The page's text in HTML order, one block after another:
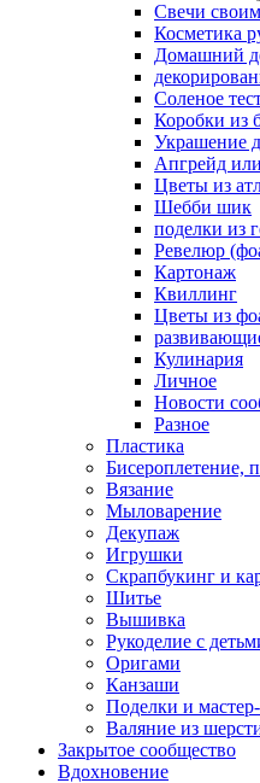
Свечи
Косметика
Домашний
Соленое
Коробки из
Украшение
Апгрейд
Цветы из
Шебби шик
поделки из
Ревелюр
Картонаж
Квиллинг
Цветы из
Кулинария
Личное
Новости
Разное
Пластика
Бисероплетение,
Вязание
Мыловарение
Декупаж
Игрушки
Скрапбукинг и
Шитье
Вышивка
Рукоделие с
Оригами
Канзаши
Поделки и
Валяние из
Закрытое сообщество
Вдохновение